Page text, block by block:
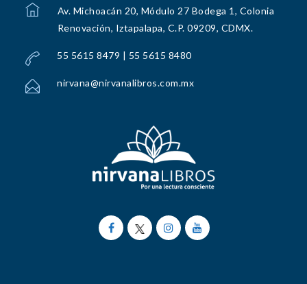
Av. Michoacán 20, Módulo 27 Bodega 1, Colonia
Renovación, Iztapalapa, C.P. 09209, CDMX.
55 5615 8479 | 55 5615 8480
nirvana@nirvanalibros.com.mx